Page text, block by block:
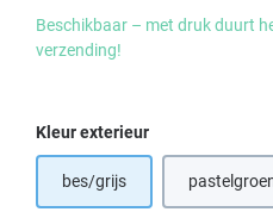
Beschikbaar – met druk duurt
verzending!
Selecteer
Kleur exterieur
bes/grijs